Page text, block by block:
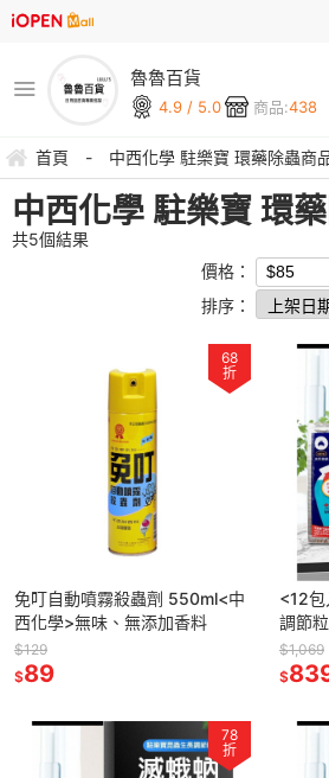
魯魯百貨
4.9 / 5.0 商品:438
首頁 - 中西化學 駐樂寶 環藥除蟲商
中西化學 駐樂寶 環
共5個結果
價格：
排序：
68
折
免叮自動噴霧殺蟲劑 550ml<中
西化學>無味、無添加香料
$129
$89
<12
調節
孑孓)
防治
$1,069
$
78
折